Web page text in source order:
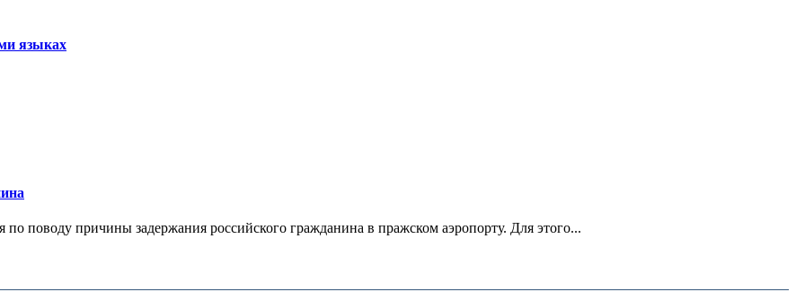
языках
поводу причины задержания российского гражданина в пражском аэропорту. Для этого...